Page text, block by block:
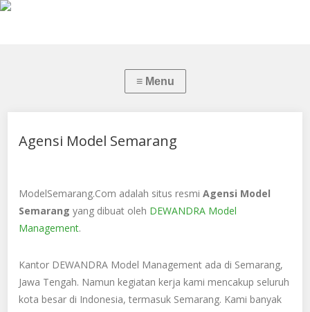
Agensi Model Semarang
ModelSemarang.Com adalah situs resmiAgensi Model
Semarangyang dibuat oleh DEWANDRA Model
Management.
Kantor DEWANDRA Model Management ada di Semarang,
Jawa Tengah. Namun kegiatan kerja kami mencakup seluruh
kota besar di Indonesia, termasuk Semarang. Kami banyak